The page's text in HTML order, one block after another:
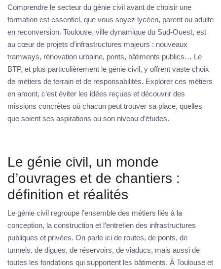
Comprendre le secteur du génie civil avant de choisir une
formation est essentiel, que vous soyez lycéen, parent ou adulte
en reconversion. Toulouse, ville dynamique du Sud-Ouest, est
au cœur de projets d’infrastructures majeurs : nouveaux
tramways, rénovation urbaine, ponts, bâtiments publics… Le
BTP, et plus particulièrement le génie civil, y offrent vaste choix
de métiers de terrain et de responsabilités. Explorer ces métiers
en amont, c’est éviter les idées reçues et découvrir des
missions concrètes où chacun peut trouver sa place, quelles
que soient ses aspirations ou son niveau d’études.
Le génie civil, un monde
d’ouvrages et de chantiers :
définition et réalités
Le génie civil regroupe l’ensemble des métiers liés à la
conception, la construction et l’entretien des infrastructures
publiques et privées. On parle ici de routes, de ponts, de
tunnels, de digues, de réservoirs, de viaducs, mais aussi de
toutes les fondations qui supportent les bâtiments. À Toulouse et